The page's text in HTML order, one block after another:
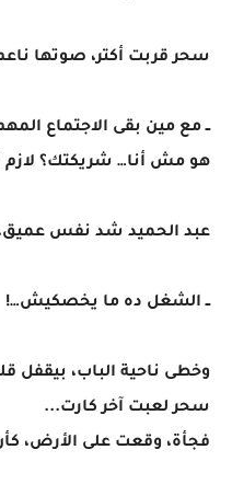
سحر قربت أكتر، صوتها
ــ مع مين بقى الاجتماع
هو مش أنا… شريكتك؟ لازم
عبد الحميد شد نفس
ــ الشغل ده ما يخصكيش…!
وخطى ناحية الباب، بيقفل
سحر لعبت آخر كارت...
فجأة، وقعت على الأرض،